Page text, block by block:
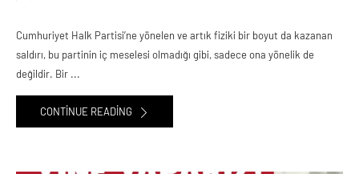
Cumhuriyet Halk Partisi’ne yönelen ve artık fiziki bir boyut da kazanan
saldırı, bu partinin iç meselesi olmadığı gibi, sadece ona yönelik de
değildir. Bir ...
CONTINUE READING